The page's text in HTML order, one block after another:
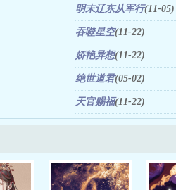
明末辽东从军行(11-05)
吞噬星空(11-22)
娇艳异想(11-22)
绝世道君(05-02)
天官赐福(11-22)